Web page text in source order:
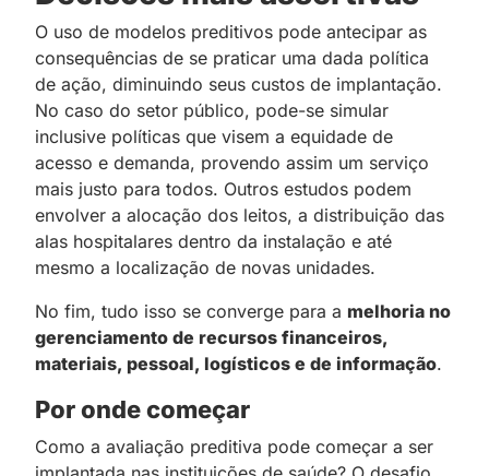
O uso de modelos preditivos pode antecipar as
consequências de se praticar uma dada política
de ação, diminuindo seus custos de implantação.
No caso do setor público, pode-se simular
inclusive políticas que visem a equidade de
acesso e demanda, provendo assim um serviço
mais justo para todos. Outros estudos podem
envolver a alocação dos leitos, a distribuição das
alas hospitalares dentro da instalação e até
mesmo a localização de novas unidades.
No fim, tudo isso se converge para a melhoria no
gerenciamento de recursos financeiros,
materiais, pessoal, logísticos e de informação.
Por onde começar
Como a avaliação preditiva pode começar a ser